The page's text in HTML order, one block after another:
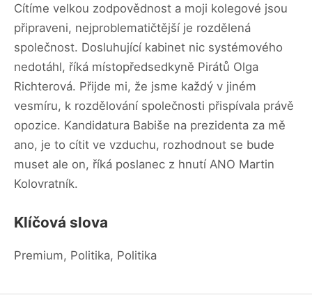
Cítíme velkou zodpovědnost a moji kolegové jsou
připraveni, nejproblematičtější je rozdělená
společnost. Dosluhující kabinet nic systémového
nedotáhl, říká místopředsedkyně Pirátů Olga
Richterová. Přijde mi, že jsme každý v jiném
vesmíru, k rozdělování společnosti přispívala právě
opozice. Kandidatura Babiše na prezidenta za mě
ano, je to cítit ve vzduchu, rozhodnout se bude
muset ale on, říká poslanec z hnutí ANO Martin
Kolovratník.
Klíčová slova
Premium, Politika, Politika